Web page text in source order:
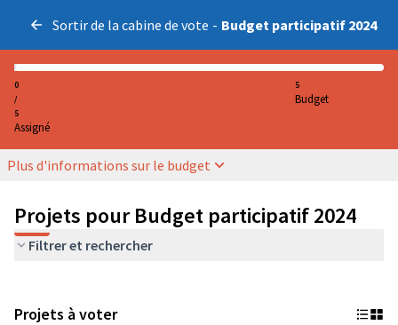
Sortir de la cabine de vote - Budget participatif 2024
0
/
5
Assigné
5
Budget
Plus d'informations sur le budget
Projets pour Budget participatif 2024
Filtrer et rechercher
Projets à voter